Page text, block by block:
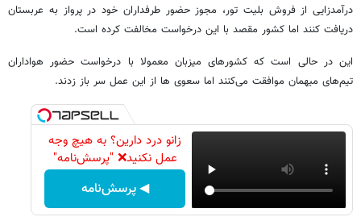
درآمدزایی از فروش بلیت تور، مجوز حضور طرفداران خود در پرواز به عربستان
دریافت کنند اما کشور مقصد با این درخواست مخالفت کرده است.
این در حالی است که کشورهای میزبان معمولا با درخواست حضور هواداران
تیم‌های میهمان موافقت می‌کنند اما سعوی ها از این عمل سر باز زدند.
زانو درد دارین؟ به هیچ وجه
عمل نکنید❌ "پرسش‌نامه"
◀ پرسش‌نامه